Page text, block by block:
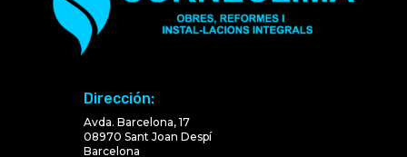
Dirección:
Avda. Barcelona, 17
08970 Sant Joan Despí
Barcelona